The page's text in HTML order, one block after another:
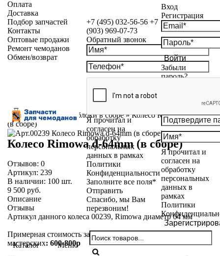
+7 (495) 032-56-56 +7
(903) 969-07-73
Обратный звонок
Я прочитал и
согласен на
обработку
персональных
данных в рамках
Политики
Конфиденциальности
Заполните все поля*
Отправить
Спасибо, мы Вам
перезвоним!
Вход
Регистрация
Войти
Забыли
пароль?
Я прочитал и
согласен на
обработку
персональных
данных в
рамках
Политики
Каталог Меню
Оплата
Доставка
Подбор запчастей
Контакты
Оптовые продажи
Ремонт чемоданов
Обмен/возврат
Каталог»Колесные блоки в сборе»Колесо Rimowa d-64mm
(в сборе)
Колесо Rimowa d-64mm (в сборе)
Отзывов: 0
Артикул: 239
В наличии: 100 шт.
9 500 руб.
Описание
Отзывы
Артикул данного колеса 00239, Rimowa диаметр 64 мм
Примерная стоимость замены двух колес в наших
мастерских: 600-800р